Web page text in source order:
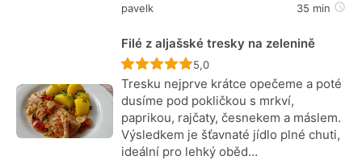
pavelk 35 min
Filé z aljašské tresky na zelenině
Recept ještě nebyl hodnocen
5,0
Tresku nejprve krátce opečeme a poté
dusíme pod pokličkou s mrkví,
paprikou, rajčaty, česnekem a máslem.
Výsledkem je šťavnaté jídlo plné chuti,
ideální pro lehký oběd…